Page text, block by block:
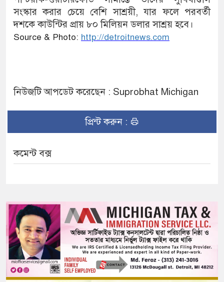
সংস্কার করার চেয়ে বেশি সাশ্রয়ী, যার ফলে পরবর্তী
দশকে কাউন্টির প্রায় ৮০ মিলিয়ন ডলার সাশ্রয় হবে।
Source & Photo: http://detroitnews.com
নিউজটি আপডেট করেছেন : Suprobhat Michigan
প্রিন্ট করুন :
কমেন্ট বক্স